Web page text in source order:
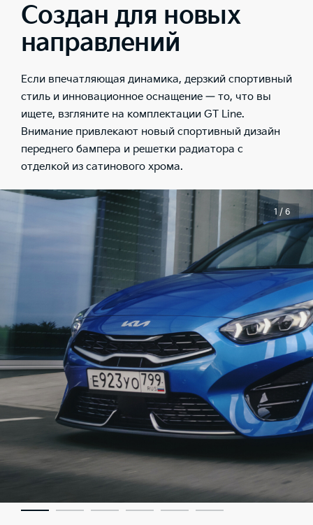
Создан для новых
направлений
Если впечатляющая динамика, дерзкий спортивный
стиль и инновационное оснащение — то, что вы
ищете, взгляните на комплектации GT Line.
Внимание привлекают новый спортивный дизайн
переднего бампера и решетки радиатора с
отделкой из сатинового хрома.
1 / 6